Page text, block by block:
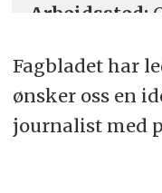
Arbeidssted:
Søknadsfrist:
Fagbladet har
ønsker oss en
journalist med